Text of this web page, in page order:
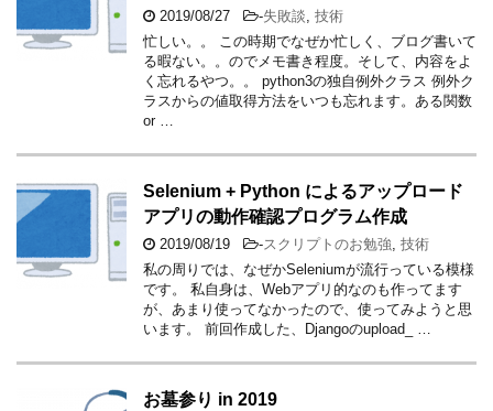
2019/08/27 -失敗談, 技術
忙しい。。 この時期でなぜか忙しく、ブログ書いて
る暇ない。。のでメモ書き程度。そして、内容をよ
く忘れるやつ。。 python3の独自例外クラス 例外ク
ラスからの値取得方法をいつも忘れます。ある関数
or …
Selenium + Python によるアップロード
アプリの動作確認プログラム作成
2019/08/19 -スクリプトのお勉強, 技術
私の周りでは、なぜかSeleniumが流行っている模様
です。 私自身は、Webアプリ的なのも作ってます
が、あまり使ってなかったので、使ってみようと思
います。 前回作成した、Djangoのupload_ …
お墓参り in 2019